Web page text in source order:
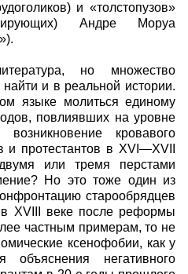
и «толстопузов»
Андре Моруа
но множество
и в реальной истории.
языке молиться единому
повлиявших на уровне
кровавого
и протестантов в ХVI—XVII
или тремя перстами
Но это тоже один из
старообрядцев
XVIII веке после реформы
частным примерам, то не
ксенофобии, как у
негативного